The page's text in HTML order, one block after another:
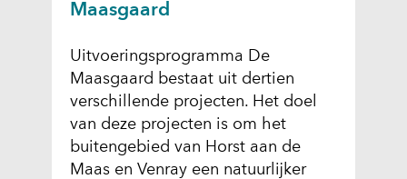
Maasgaard
Uitvoeringsprogramma De
Maasgaard bestaat uit dertien
verschillende projecten. Het doel
van deze projecten is om het
buitengebied van Horst aan de
Maas en Venray een natuurlijker